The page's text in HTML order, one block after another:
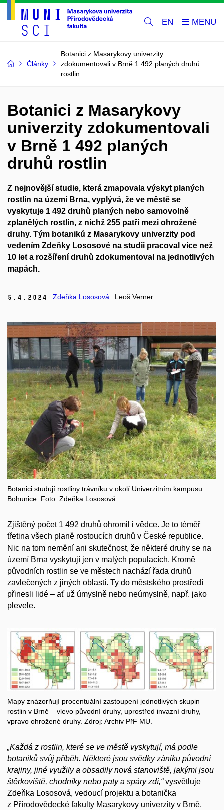
EN
Články
Botanici z Masarykovy univerzity
zdokumentovali v Brně 1 492 planých druhů
rostlin
Botanici z Masarykovy
univerzity zdokumentovali
v Brně 1 492 planých
druhů rostlin
Z nejnovější studie, která zmapovala výskyt planých
rostlin na území Brna, vyplývá, že ve městě se
vyskytuje 1 492 druhů planých nebo samovolně
zplanělých rostlin, z nichž 255 patří mezi ohrožené
druhy. Tým botaniků z Masarykovy univerzity pod
vedením Zdeňky Lososové na studii pracoval více než
10 let a rozšíření druhů zdokumentoval na jednotlivých
mapách.
5. 4. 2024 Zdeňka Lososová Leoš Verner
Botanici studují rostliny trávníku v okolí Univerzitním kampusu
Bohunice. Foto: Zdeňka Lososová
Zjištěný počet 1 492 druhů ohromil i vědce. Je to téměř
třetina všech planě rostoucích druhů v České republice.
Nic na tom nemění ani skutečnost, že některé druhy se na
území Brna vyskytují jen v malých populacích. Kromě
původních rostlin se ve městech nachází řada druhů
zavlečených z jiných oblastí. Ty do městského prostředí
přinesli lidé – ať už úmyslně nebo neúmyslně, např. jako
plevele.
Mapy znázorňují procentuální zastoupení jednotlivých skupin
rostlin v Brně – vlevo původní druhy, uprostřed invazní druhy,
vpravo ohrožené druhy. Zdroj: Archiv PřF MU.
„Každá z rostlin, které se ve městě vyskytují, má podle
botaniků svůj příběh. Některé jsou svědky zániku původní
krajiny, jiné využily a obsadily nová stanoviště, jakými jsou
štěrkoviště, chodníky nebo paty a spáry zdí,“vysvětluje
Zdeňka Lososová, vedoucí projektu a botanička
z Přírodovědecké fakulty Masarykovy univerzity v Brně.